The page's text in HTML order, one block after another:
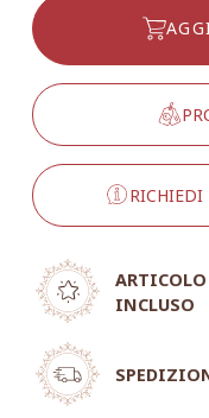
ARTICOLO
INCLUSO